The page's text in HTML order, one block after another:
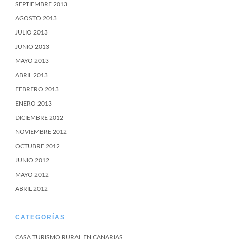
SEPTIEMBRE 2013
AGOSTO 2013
JULIO 2013
JUNIO 2013
MAYO 2013
ABRIL 2013
FEBRERO 2013
ENERO 2013
DICIEMBRE 2012
NOVIEMBRE 2012
OCTUBRE 2012
JUNIO 2012
MAYO 2012
ABRIL 2012
CATEGORÍAS
CASA TURISMO RURAL EN CANARIAS